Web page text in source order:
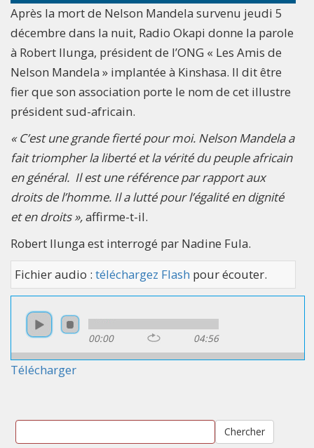
Après la mort de Nelson Mandela survenu jeudi 5
décembre dans la nuit, Radio Okapi donne la parole
à Robert Ilunga, président de l’ONG « Les Amis de
Nelson Mandela » implantée à Kinshasa. Il dit être
fier que son association porte le nom de cet illustre
président sud-africain.
« C’est une grande fierté pour moi. Nelson Mandela a
fait triompher la liberté et la vérité du peuple africain
en général. Il est une référence par rapport aux
droits de l’homme. Il a lutté pour l’égalité en dignité
et en droits »,affirme-t-il.
Robert Ilunga est interrogé par Nadine Fula.
Fichier audio : téléchargez Flash pour écouter.
00:00 04:56
Télécharger
Chercher